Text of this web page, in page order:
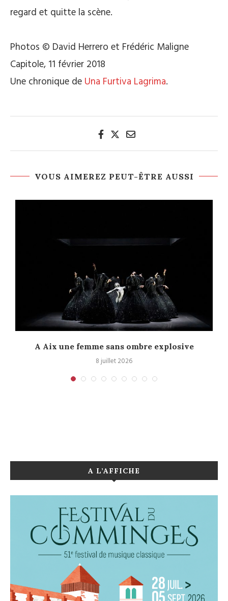
regard et quitte la scène.
Photos © David Herrero et Frédéric Maligne
Capitole, 11 février 2018
Une chronique de Una Furtiva Lagrima.
VOUS AIMEREZ PEUT-ÊTRE AUSSI
A Aix une femme sans ombre explosive
8 juillet 2026
A L’AFFICHE